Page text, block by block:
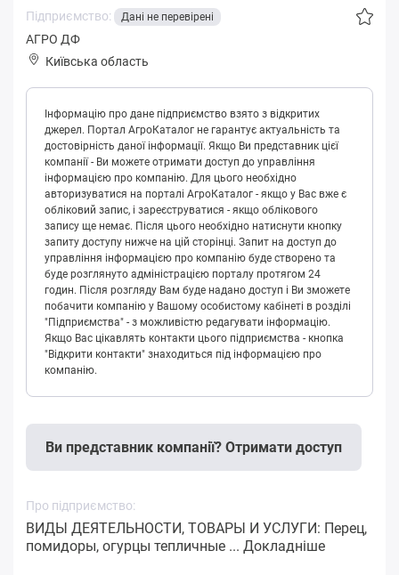
Підприємство: Дані не перевірені
АГРО ДФ
Київська область
Інформацію про дане підприємство взято з відкритих
джерел. Портал АгроКаталог не гарантує актуальність та
достовірність даної інформації. Якщо Ви представник цієї
компанії - Ви можете отримати доступ до управління
інформацією про компанію. Для цього необхідно
авторизуватися на порталі АгроКаталог - якщо у Вас вже є
обліковий запис, і зареєструватися - якщо облікового
запису ще немає. Після цього необхідно натиснути кнопку
запиту доступу нижче на цій сторінці. Запит на доступ до
управління інформацією про компанію буде створено та
буде розглянуто адміністрацією порталу протягом 24
годин. Після розгляду Вам буде надано доступ і Ви зможете
побачити компанію у Вашому особистому кабінеті в розділі
"Підприємства" - з можливістю редагувати інформацію.
Якщо Вас цікавлять контакти цього підприємства - кнопка
"Відкрити контакти" знаходиться під інформацією про
компанію.
Ви представник компанії? Отримати доступ
Про підприємство:
ВИДЫ ДЕЯТЕЛЬНОСТИ, ТОВАРЫ И УСЛУГИ: Перец,
помидоры, огурцы тепличные ... Докладніше